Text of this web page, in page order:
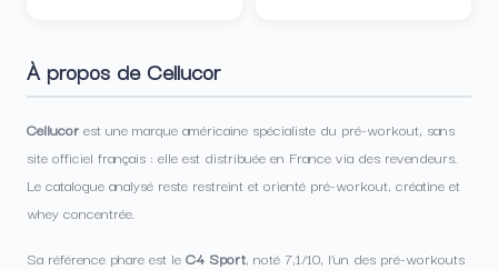
À propos de Cellucor
Cellucor est une marque américaine spécialiste du pré-workout, sans
site officiel français : elle est distribuée en France via des revendeurs.
Le catalogue analysé reste restreint et orienté pré-workout, créatine et
whey concentrée.
Sa référence phare est le C4 Sport, noté 7,1/10, l’un des pré-workouts